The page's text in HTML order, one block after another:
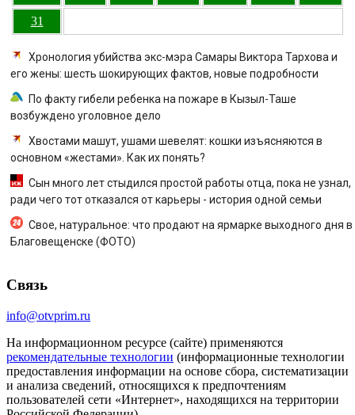
31
Хронология убийства экс-мэра Самары Виктора Тархова и
его жены: шесть шокирующих фактов, новые подробности
По факту гибели ребенка на пожаре в Кызыл-Таше
возбуждено уголовное дело
Хвостами машут, ушами шевелят: кошки изъясняются в
основном «жестами». Как их понять?
Сын много лет стыдился простой работы отца, пока не узнал,
ради чего тот отказался от карьеры - история одной семьи
Свое, натуральное: что продают на ярмарке выходного дня в
Благовещенске (ФОТО)
Связь
info@otvprim.ru
На информационном ресурсе (сайте) применяются
рекомендательные технологии (информационные технологии
предоставления информации на основе сбора, систематизации
и анализа сведений, относящихся к предпочтениям
пользователей сети «Интернет», находящихся на территории